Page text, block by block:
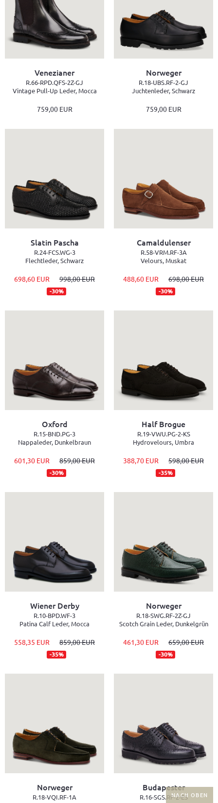
NACH OBEN
Venezianer
R.66-RPD.QFS-2Z-GJ
Vintage Pull-Up Leder, Mocca
759,00 EUR
Norweger
R.18-UBS.RF-2-GJ
Juchtenleder, Schwarz
759,00 EUR
Slatin Pascha
R.24-FCS.WG-3
Flechtleder, Schwarz
698,60 EUR 998,00 EUR
-30%
Camaldulenser
R.58-VRM.RF-3A
Velours, Muskat
488,60 EUR 698,00 EUR
-30%
Oxford
R.15-BND.PG-3
Nappaleder, Dunkelbraun
601,30 EUR 859,00 EUR
-30%
Half Brogue
R.19-VWU.PG-2-KS
Hydrovelours, Umbra
388,70 EUR 598,00 EUR
-35%
Wiener Derby
R.10-BPD.WF-3
Patina Calf Leder, Mocca
558,35 EUR 859,00 EUR
-35%
Norweger
R.18-SWG.RF-2Z-GJ
Scotch Grain Leder, Dunkelgrün
461,30 EUR 659,00 EUR
-30%
Norweger
R.18-VQI.RF-1A
Budapester
R.16-SGS.RF-2-ES